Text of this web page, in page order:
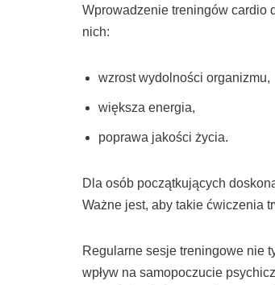
Wprowadzenie treningów cardio
nich:
wzrost wydolności organizmu,
większa energia,
poprawa jakości życia.
Dla osób początkujących
Ważne jest, aby takie ćwiczenia
Regularne sesje treningowe nie
wpływ na samopoczucie